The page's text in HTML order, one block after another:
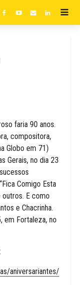
faria 90 anos.
compositora,
Globo em 71)
Gerais, no dia 23
Comigo Esta
outros. E como
e Chacrinha.
em Fortaleza, no
aniversariantes/